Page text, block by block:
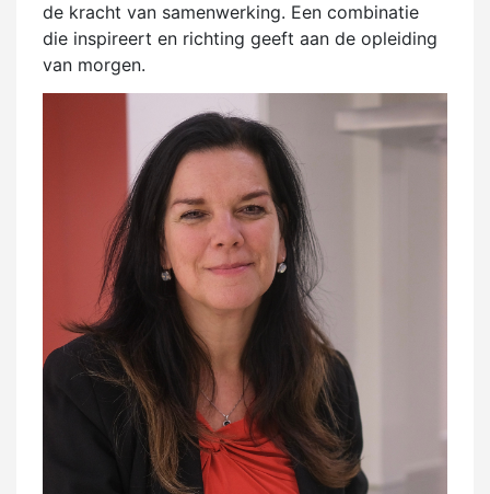
de kracht van samenwerking. Een combinatie
die inspireert en richting geeft aan de opleiding
van morgen.